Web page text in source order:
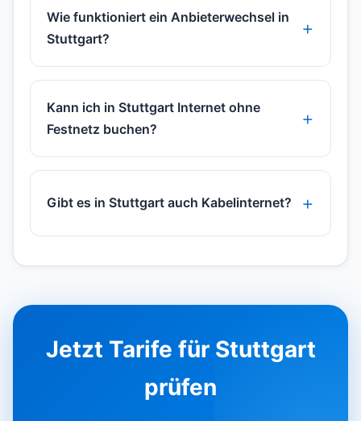
Wie funktioniert ein Anbieterwechsel in
Stuttgart?
Kann ich in Stuttgart Internet ohne
Festnetz buchen?
Gibt es in Stuttgart auch Kabelinternet?
Jetzt Tarife für Stuttgart
prüfen